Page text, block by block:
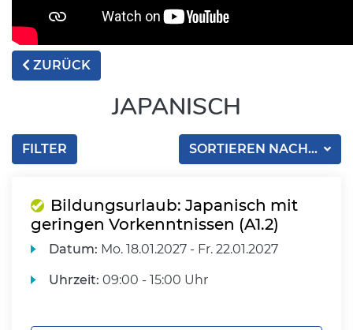
ZURÜCK
JAPANISCH
SORTIEREN NACH...
FILTER
Bildungsurlaub: Japanisch mit
geringen Vorkenntnissen (A1.2)
Datum: Mo. 18.01.2027 - Fr. 22.01.2027
Uhrzeit: 09:00 - 15:00 Uhr